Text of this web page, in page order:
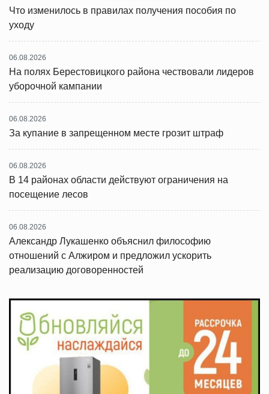
Что изменилось в правилах получения пособия по
уходу
06.08.2026
На полях Берестовицкого района чествовали лидеров
уборочной кампании
06.08.2026
За купание в запрещенном месте грозит штраф
06.08.2026
В 14 районах области действуют ограничения на
посещение лесов
06.08.2026
Александр Лукашенко объяснил философию
отношений с Алжиром и предложил ускорить
реализацию договоренностей